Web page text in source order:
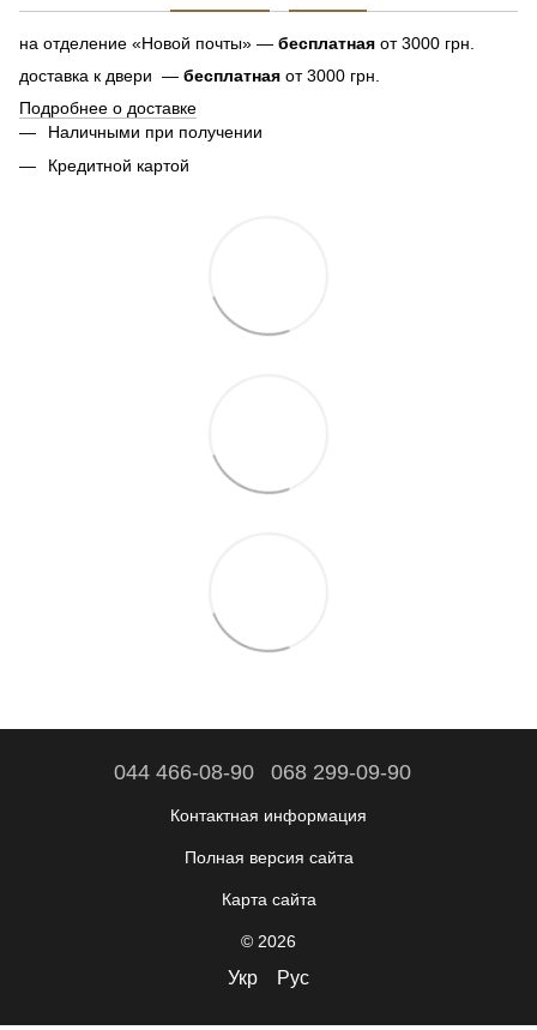
на отделение «Новой почты» — бесплатная от 3000 грн.
доставка к двери — бесплатная от 3000 грн.
Подробнее о доставке
Наличными при получении
Кредитной картой
044 466-08-90 068 299-09-90
Контактная информация
Полная версия сайта
Карта сайта
© 2026
Укр Рус